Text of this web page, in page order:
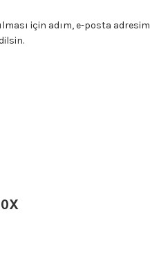
için adım, e-posta adresim